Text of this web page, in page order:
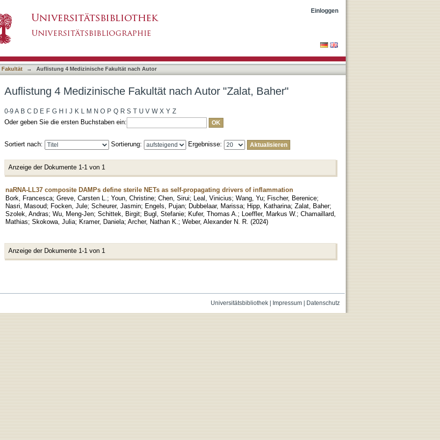
Einloggen
Fakultät → Auflistung 4 Medizinische Fakultät nach Autor
Auflistung 4 Medizinische Fakultät nach Autor "Zalat, Baher"
0-9 A B C D E F G H J K L M N O P Q R S T U V W X Y Z
Oder geben Sie die ersten Buchstaben ein:
Sortiert nach: Sortierung: Ergebnisse:
Anzeige der Dokumente 1-1 von 1
naRNA-LL37 composite DAMPs define sterile NETs as self-propagating drivers of inflammation
Bork, Francesca; Greve, Carsten L. ; Youn, Christine; Chen, Sirui; Leal, Vinicius; Wang, Yu; Fischer, Berenice;
Nasri, Masoud; Focken, Jule; Scheurer, Jasmin; Engels, Pujan; Dubbelaar, Marissa; Hipp, Katharina; Zalat, Baher;
Szolek, Andras; Wu, Meng-Jen; Schittek, Birgit; Bugl, Stefanie; Kufer, Thomas A. ; Loeffler, Markus W. ; Chamaillard,
Mathias; Skokowa, Julia; Kramer, Daniela; Archer, Nathan K. ; Weber, Alexander N. R. (2024)
Anzeige der Dokumente 1-1 von 1
Universitätsbibliothek| Impressum| Datenschutz